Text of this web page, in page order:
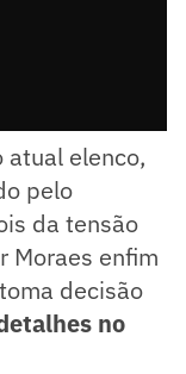
atual elenco,
pelo
da tensão
Moraes enfim
decisão
no